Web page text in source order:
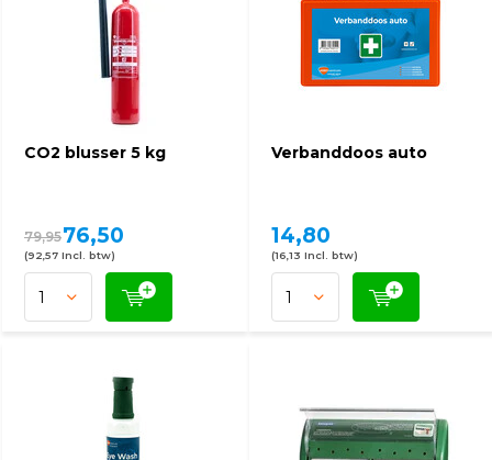
CO2 blusser 5 kg
79,9576,50
(92,57 Incl. btw)
Verbanddoos auto
14,80
(16,13 Incl. btw)